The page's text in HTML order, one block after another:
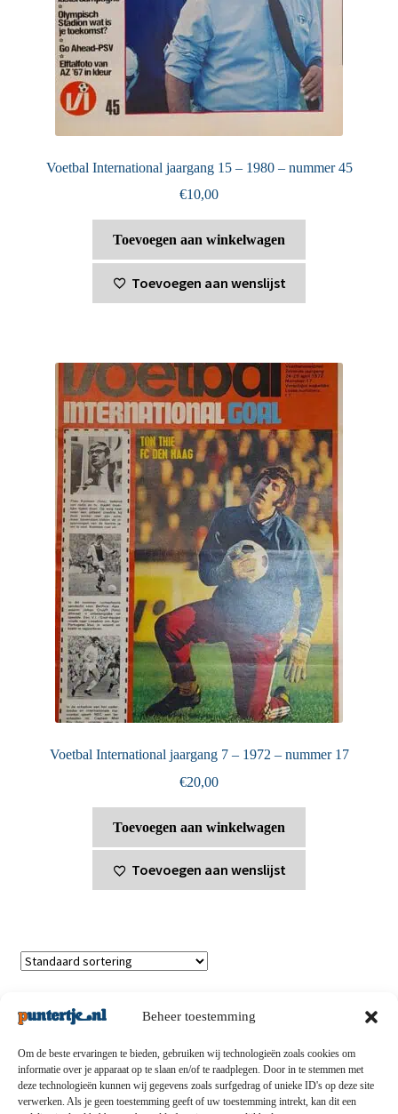
Beheer toestemming
Om de beste ervaringen te bieden, gebruiken wij technologieën zoals cookies om
informatie over je apparaat op te slaan en/of te raadplegen. Door in te stemmen met
deze technologieën kunnen wij gegevens zoals surfgedrag of unieke ID's op deze site
verwerken. Als je geen toestemming geeft of uw toestemming intrekt, kan dit een
Voetbal International jaargang 15 – 1980 – nummer 45
€10,00
Toevoegen aan winkelwagen
Toevoegen aan wenslijst
Voetbal International jaargang 7 – 1972 – nummer 17
€20,00
Toevoegen aan winkelwagen
Toevoegen aan wenslijst
Privacybeleid-Verzending en retouren-Algemene